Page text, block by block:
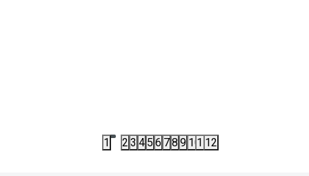
1 2 3 4 5 6 78 9 101112